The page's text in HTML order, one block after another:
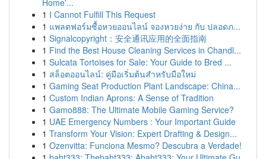
Home'...
1 I Cannot Fulfill This Request
1 แพลตฟอร์มซื้อหวยออนไลน์ จองหวยง่าย กับ ปลอดภ...
1 Signalcopyright：安全通讯应用的全面指南
1 Find the Best House Cleaning Services in Chandl...
1 Sulcata Tortoises for Sale: Your Guide to Bred ...
1 สล็อตออนไลน์: คู่มือเริ่มต้นสำหรับมือใหม่
1 Gaming Seat Production Plant Landscape: China...
1 Custom Indian Aprons: A Sense of Tradition
1 Gamo888: The Ultimate Mobile Gaming Service?
1 UAE Emergency Numbers : Your Important Guide
1 Transform Your Vision: Expert Drafting & Design...
1 Ozenvitta: Funciona Mesmo? Descubra a Verdade!